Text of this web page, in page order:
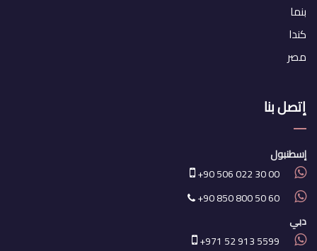
بنما
كندا
مصر
إتصل بنا
إسطنبول
+90 506 022 30 00
+90 850 800 50 60
دبي
+971 52 913 5599